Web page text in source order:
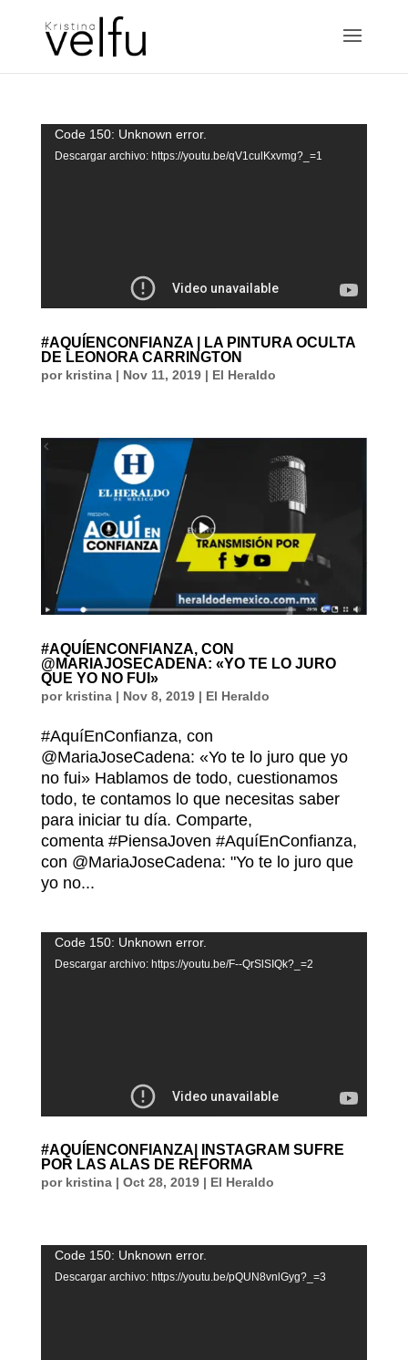
Reproductor
de
Code 150: Unknown error.
Descargar archivo: https://youtu.be/qV1culKxvmg?_=1
#AQUÍENCONFIANZA | LA PINTURA OCULTA
DE LEONORA CARRINGTON
por kristina| Nov 11, 2019| El Heraldo
#AQUÍENCONFIANZA, CON
@MARIAJOSECADENA: «YO TE LO JURO
QUE YO NO FUI»
por kristina| Nov 8, 2019| El Heraldo
#AquíEnConfianza, con
@MariaJoseCadena: «Yo te lo juro que yo
no fui» Hablamos de todo, cuestionamos
todo, te contamos lo que necesitas saber
para iniciar tu día. Comparte,
comenta #PiensaJoven #AquíEnConfianza,
con @MariaJoseCadena: "Yo te lo juro que
yo no...
Reproductor
de
Code 150: Unknown error.
Descargar archivo: https://youtu.be/F--QrSlSIQk?_=2
#AQUÍENCONFIANZA| INSTAGRAM SUFRE
POR LAS ALAS DE REFORMA
por kristina| Oct 28, 2019| El Heraldo
Reproductor
de
Code 150: Unknown error.
Descargar archivo: https://youtu.be/pQUN8vnlGyg?_=3